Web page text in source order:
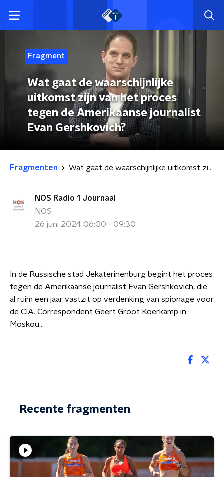
Fragment
Wat gaat de waarschijnlijke
uitkomst zijn van het proces
tegen de Amerikaanse journalist
Evan Gershkovich?
Fragmenten Wat gaat de waarschijnlijke uitkomst zijn van het proces tegen de Amerikaanse journalist Evan Gershkovich?
NOS Radio 1 Journaal
NOS
26 juni 2024 06:00 - 09:30
In de Russische stad Jekaterinenburg begint het proces
tegen de Amerikaanse journalist Evan Gershkovich, die
al ruim een jaar vastzit op verdenking van spionage voor
de CIA. Correspondent Geert Groot Koerkamp in
Moskou…
Recente fragmenten